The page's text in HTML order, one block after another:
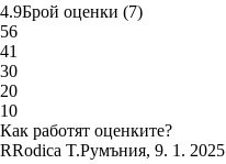
4.9Брой оценки (7)
56
41
30
20
10
Как работят оценките?
RRodica T.Румъния, 9. 1. 2025